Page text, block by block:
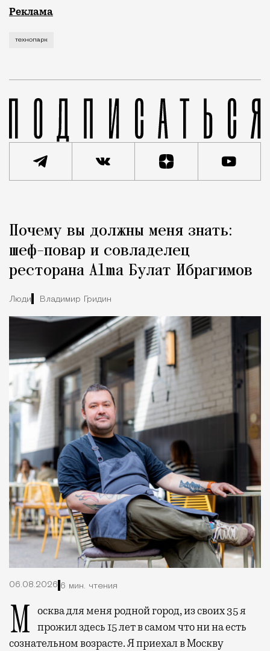
Рекламные кампании техники редко выходят за
Реклама
технопарк
Город
Почему вы должны меня знать:
шеф-повар и совладелец
ресторана Alma Булат Ибрагимов
Люди Владимир Гридин
06.08.2026 6 мин. чтения
Москва для меня родной город, из своих 35 я прожил здесь 15 лет в самом что ни на есть
сознательном возрасте. Я приехал в Москву